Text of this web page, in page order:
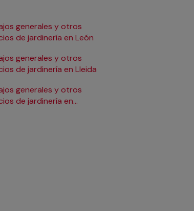
generales y otros
de jardinería en León
generales y otros
de jardinería en Lleida
generales y otros
de jardinería en